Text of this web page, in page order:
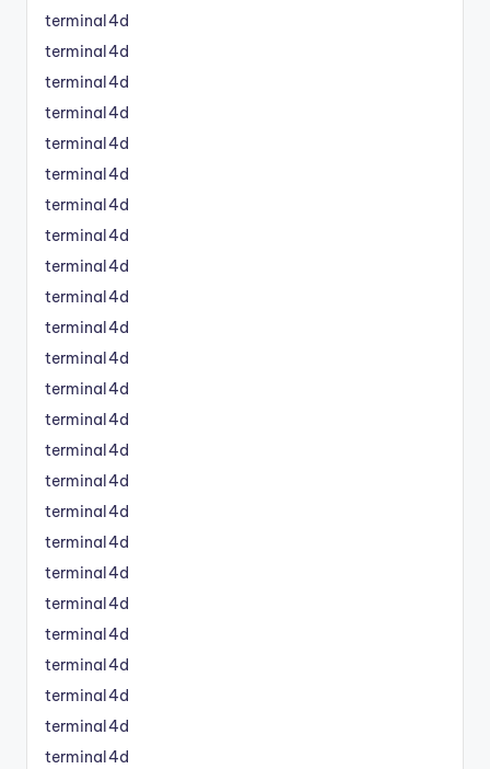
terminal4d
terminal4d
terminal4d
terminal4d
terminal4d
terminal4d
terminal4d
terminal4d
terminal4d
terminal4d
terminal4d
terminal4d
terminal4d
terminal4d
terminal4d
terminal4d
terminal4d
terminal4d
terminal4d
terminal4d
terminal4d
terminal4d
terminal4d
terminal4d
terminal4d